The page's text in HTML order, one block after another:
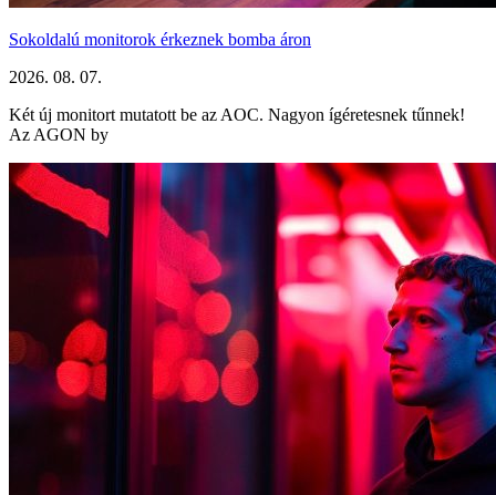
Sokoldalú monitorok érkeznek bomba áron
2026. 08. 07.
Két új monitort mutatott be az AOC. Nagyon ígéretesnek tűnnek!
Az AGON by